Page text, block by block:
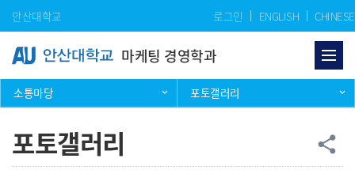
Skip Menu
안산대학교 로그인 ENGLISH CHINESE
마케팅 경영학과
소통마당 포토갤러리
포토갤러리 공
share